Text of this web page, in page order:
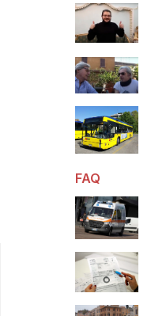
FAQ